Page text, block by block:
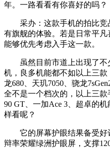
年。一路看看有你喜好的吗？
采办：这款手机的拍比竞
有旗舰的体验。若是日常平
能够优先考虑入手这一款。
虽然目前市道上出现了不
机，良多机能都不如以上三
龙680、天玑7050、骁龙
全不是一个档次的，以上三款
90 GT、一加Ace 3、超卓的
样看呢？
它的屏幕护眼结果备受好
辩率荣耀绿洲护眼屏，支撑